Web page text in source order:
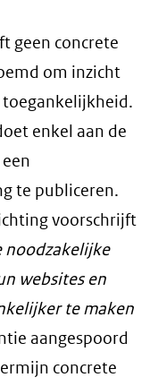
geen concrete
om inzicht
enkel aan de
te publiceren.
voorschrijft
noodzakelijke
websites en
te maken
aangespoord
concrete